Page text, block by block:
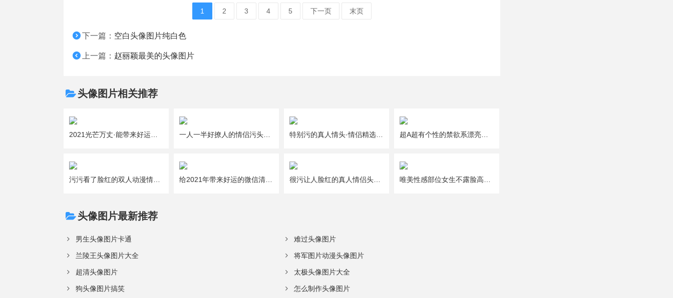
1 2 3 4 5 下一页 末页
下一篇： 空白头像图片纯白色
上一篇： 赵丽颖最美的头像图片
头像图片相关推荐
头像图片最新推荐
男生头像图片卡通 难过头像图片
兰陵王头像图片大全 将军图片动漫头像图片
超清头像图片 太极头像图片大全
狗头像图片搞笑 怎么制作头像图片